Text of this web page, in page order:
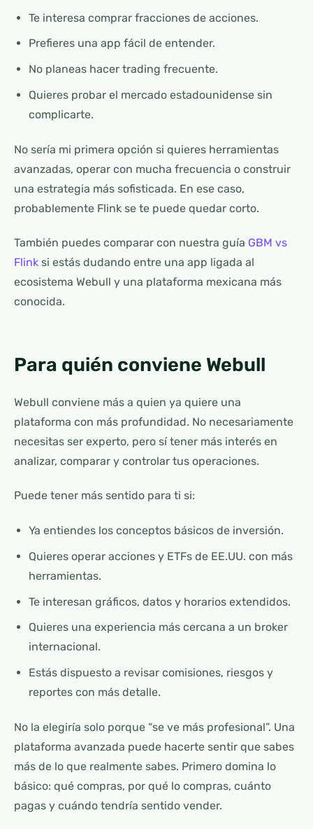
Te interesa comprar fracciones de acciones.
Prefieres una app fácil de entender.
No planeas hacer trading frecuente.
Quieres probar el mercado estadounidense sin
complicarte.
No sería mi primera opción si quieres herramientas
avanzadas, operar con mucha frecuencia o construir
una estrategia más sofisticada. En ese caso,
probablemente Flink se te puede quedar corto.
También puedes comparar con nuestra guía GBM vs
Flink si estás dudando entre una app ligada al
ecosistema Webull y una plataforma mexicana más
conocida.
Para quién conviene Webull
Webull conviene más a quien ya quiere una
plataforma con más profundidad. No necesariamente
necesitas ser experto, pero sí tener más interés en
analizar, comparar y controlar tus operaciones.
Puede tener más sentido para ti si:
Ya entiendes los conceptos básicos de inversión.
Quieres operar acciones y ETFs de EE.UU. con más
herramientas.
Te interesan gráficos, datos y horarios extendidos.
Quieres una experiencia más cercana a un broker
internacional.
Estás dispuesto a revisar comisiones, riesgos y
reportes con más detalle.
No la elegiría solo porque “se ve más profesional”. Una
plataforma avanzada puede hacerte sentir que sabes
más de lo que realmente sabes. Primero domina lo
básico: qué compras, por qué lo compras, cuánto
pagas y cuándo tendría sentido vender.